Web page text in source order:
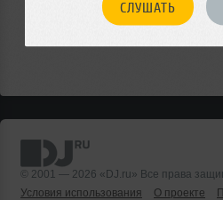
СЛУШАТЬ
© 2001 — 2026 «DJ.ru» Все права
Условия использования
О проекте